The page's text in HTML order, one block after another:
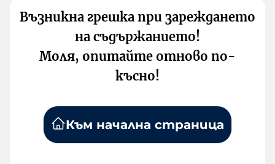
Възникна грешка при зареждането
на съдържанието!
Моля, опитайте отново по-
късно!
Към начална страница